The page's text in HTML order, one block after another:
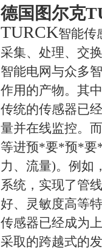
德国图尔克
TURCK智能传
采集、处理、交
智能电网与众多
作用的产物。其
传统的传感器已
量并在线监控。
等进预*要*预*要
力、流量)。例如
系统，实现了管
好、灵敏度高等
传感器已经成为
采取的跨越式的